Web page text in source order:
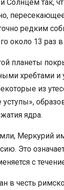
Солнцем так,
редким
около 13 раз в
планеты
хребтами и
из
уступы»,
ядра.
Меркурий
Это
с
в честь